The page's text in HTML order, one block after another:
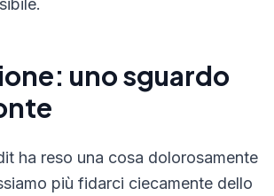
uno sguardo
ha reso una cosa dolorosamente
più fidarci ciecamente dello